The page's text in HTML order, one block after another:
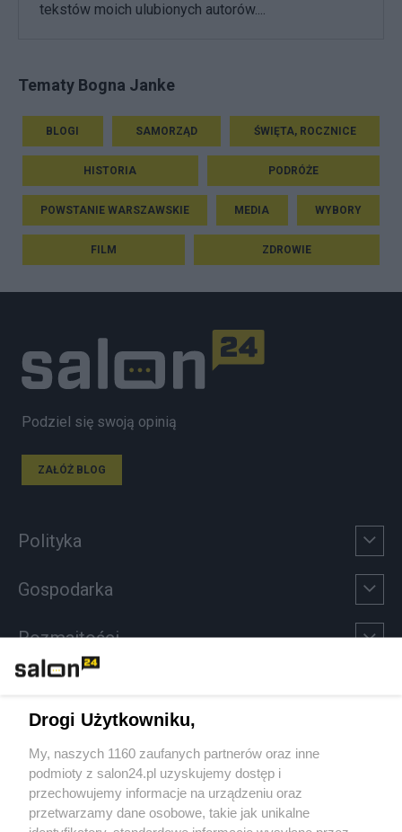
tekstów moich ulubionych autorów....
Tematy Bogna Janke
BLOGI SAMORZĄD ŚWIĘTA, ROCZNICE
HISTORIA PODRÓŻE
POWSTANIE WARSZAWSKIE MEDIA WYBORY
FILM ZDROWIE
Podziel się swoją opinią
ZAŁÓŻ BLOG
Polityka
Gospodarka
Rozmaitości
Sport
Społeczeństwo
Drogi Użytkowniku,
My, naszych 1160 zaufanych partnerów oraz inne
podmioty z salon24.pl uzyskujemy dostęp i
przechowujemy informacje na urządzeniu oraz
przetwarzamy dane osobowe, takie jak unikalne